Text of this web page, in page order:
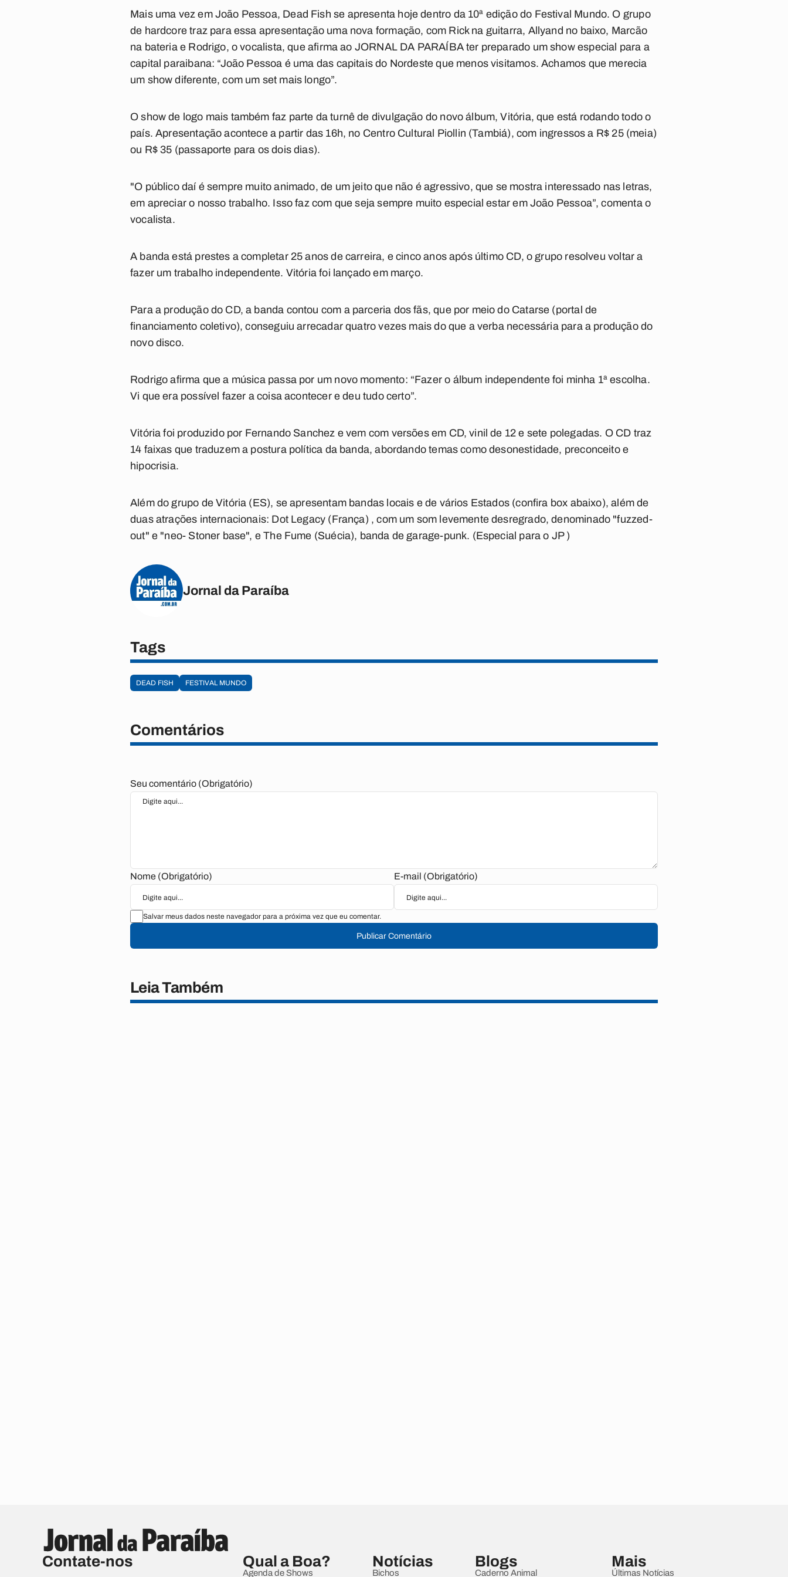
Mais uma vez em João Pessoa, Dead Fish se apresenta hoje dentro da 10ª edição do Festival Mundo. O grupo
de hardcore traz para essa apresentação uma nova formação, com Rick na guitarra, Allyand no baixo, Marcão
na bateria e Rodrigo, o vocalista, que afirma ao JORNAL DA PARAÍBA ter preparado um show especial para a
capital paraibana: “João Pessoa é uma das capitais do Nordeste que menos visitamos. Achamos que merecia
um show diferente, com um set mais longo”.
O show de logo mais também faz parte da turnê de divulgação do novo álbum, Vitória, que está rodando todo o
país. Apresentação acontece a partir das 16h, no Centro Cultural Piollin (Tambiá), com ingressos a R$ 25 (meia)
ou R$ 35 (passaporte para os dois dias).
"O público daí é sempre muito animado, de um jeito que não é agressivo, que se mostra interessado nas letras,
em apreciar o nosso trabalho. Isso faz com que seja sempre muito especial estar em João Pessoa”, comenta o
vocalista.
A banda está prestes a completar 25 anos de carreira, e cinco anos após último CD, o grupo resolveu voltar a
fazer um trabalho independente. Vitória foi lançado em março.
Para a produção do CD, a banda contou com a parceria dos fãs, que por meio do Catarse (portal de
financiamento coletivo), conseguiu arrecadar quatro vezes mais do que a verba necessária para a produção do
novo disco.
Rodrigo afirma que a música passa por um novo momento: “Fazer o álbum independente foi minha 1ª escolha.
Vi que era possível fazer a coisa acontecer e deu tudo certo”.
Vitória foi produzido por Fernando Sanchez e vem com versões em CD, vinil de 12 e sete polegadas. O CD traz
14 faixas que traduzem a postura política da banda, abordando temas como desonestidade, preconceito e
hipocrisia.
Além do grupo de Vitória (ES), se apresentam bandas locais e de vários Estados (confira box abaixo), além de
duas atrações internacionais: Dot Legacy (França) , com um som levemente desregrado, denominado "fuzzed-
out" e "neo- Stoner base", e The Fume (Suécia), banda de garage-punk. (Especial para o JP )
Jornal da Paraíba
Tags
DEAD FISH FESTIVAL MUNDO
Comentários
Seu comentário (Obrigatório)
Nome (Obrigatório) E-mail (Obrigatório)
Salvar meus dados neste navegador para a próxima vez que eu comentar.
Publicar Comentário
Leia Também
Contate-nos Qual a Boa?
Agenda de Shows
Notícias
Bichos
Blogs
Caderno Animal
Mais
Últimas Notícias